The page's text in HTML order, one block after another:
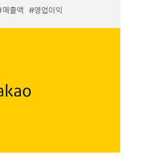
출액 #영업이익